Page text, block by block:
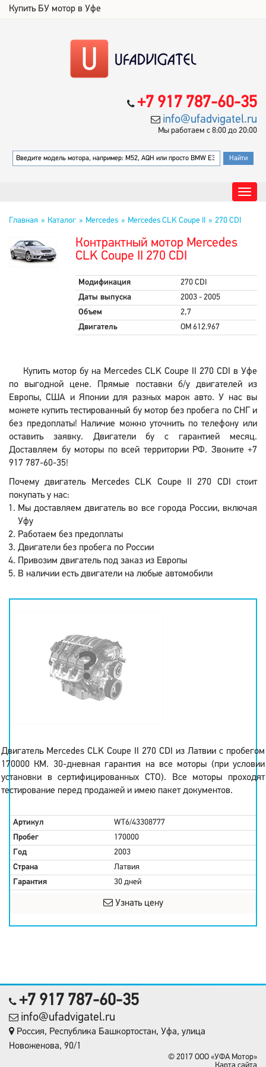
Купить БУ мотор в Уфе
+7 917 787-60-35
info@ufadvigatel.ru
Мы работаем с 8:00 до 20:00
Главная Каталог Mercedes Mercedes CLK Coupe II 270 CDI
Контрактный мотор Mercedes
CLK Coupe II 270 CDI
Модификация
270 CDI
Даты выпуска
2003 - 2005
Объем
2,7
Двигатель
OM 612.967
Купить мотор бу на Mercedes CLK Coupe II 270 CDI в Уфе
по выгодной цене. Прямые поставки б/у двигателей из
Европы, США и Японии для разных марок авто. У нас вы
можете купить тестированный бу мотор без пробега по СНГ и
без предоплаты! Наличие можно уточнить по телефону или
оставить заявку. Двигатели бу с гарантией месяц.
Доставляем бу моторы по всей территории РФ. Звоните +7
917 787-60-35!
Почему двигатель Mercedes CLK Coupe II 270 CDI стоит
покупать у нас:
Мы доставляем двигатель во все города России, включая
Уфу
Работаем без предоплаты
Двигатели без пробега по России
Привозим двигатель под заказ из Европы
В наличии есть двигатели на любые автомобили
Двигатель Mercedes CLK Coupe II 270 CDI из Латвии с пробегом
170000 КМ. 30-дневная гарантия на все моторы (при условии
установки в сертифицированных СТО). Все моторы проходят
тестирование перед продажей и имею пакет документов.
Артикул
WT6/43308777
Пробег
170000
Год
2003
Страна
Латвия
Гарантия
30 дней
Узнать цену
+7 917 787-60-35
info@ufadvigatel.ru
Россия, Республика Башкортостан, Уфа, улица
Новоженова, 90/1
© 2017 OOO «УФА Мотор»